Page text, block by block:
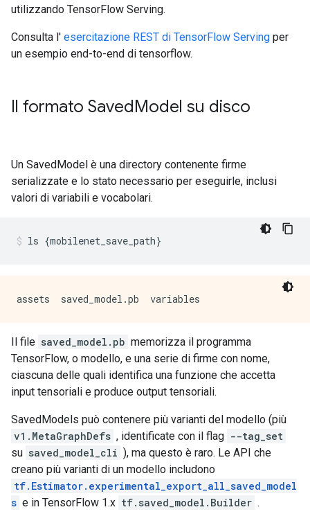
utilizzando TensorFlow Serving.
Consulta l' esercitazione REST di TensorFlow Serving per
un esempio end-to-end di tensorflow.
Il formato SavedModel su disco
Un SavedModel è una directory contenente firme
serializzate e lo stato necessario per eseguirle, inclusi
valori di variabili e vocabolari.
ls {mobilenet_save_path}
Il file saved_model.pb memorizza il programma
TensorFlow, o modello, e una serie di firme con nome,
ciascuna delle quali identifica una funzione che accetta
input tensoriali e produce output tensoriali.
SavedModels può contenere più varianti del modello (più
v1.MetaGraphDefs , identificate con il flag --tag_set
su saved_model_cli ), ma questo è raro. Le API che
creano più varianti di un modello includono
tf.Estimator.experimental_export_all_saved_model
s e in TensorFlow 1.x tf.saved_model.Builder .